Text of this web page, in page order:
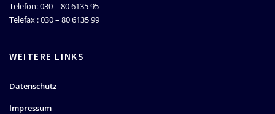
Telefon: 030 – 80 6135 95
Telefax : 030 – 80 6135 99
WEITERE LINKS
Datenschutz
Impressum